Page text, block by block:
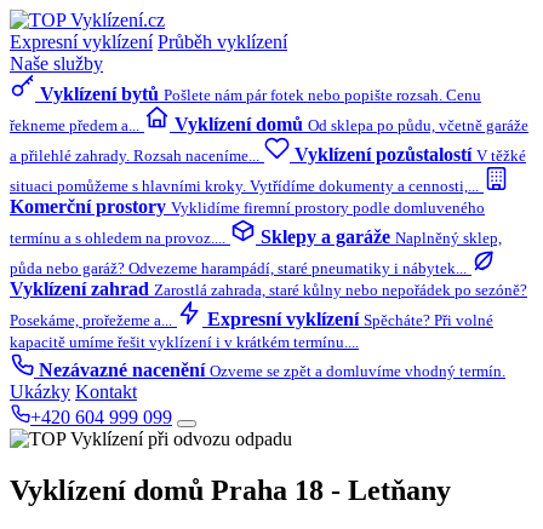
Expresní vyklízení Průběh vyklízení
Naše služby
Vyklízení bytů Pošlete nám pár fotek nebo popište rozsah. Cenu
řekneme předem a...
Vyklízení domů Od sklepa po půdu, včetně garáže
a přilehlé zahrady. Rozsah naceníme...
Vyklízení pozůstalostí V těžké
situaci pomůžeme s hlavními kroky. Vytřídíme dokumenty a cennosti,...
Komerční prostory Vyklidíme firemní prostory podle domluveného
termínu a s ohledem na provoz....
Sklepy a garáže Naplněný sklep,
půda nebo garáž? Odvezeme harampádí, staré pneumatiky i nábytek...
Vyklízení zahrad Zarostlá zahrada, staré kůlny nebo nepořádek po sezóně?
Posekáme, prořežeme a...
Expresní vyklízení Spěcháte? Při volné
kapacitě umíme řešit vyklízení i v krátkém termínu....
Nezávazné nacenění Ozveme se zpět a domluvíme vhodný termín.
Ukázky Kontakt
+420 604 999 099
Vyklízení domů Praha 18 - Letňany